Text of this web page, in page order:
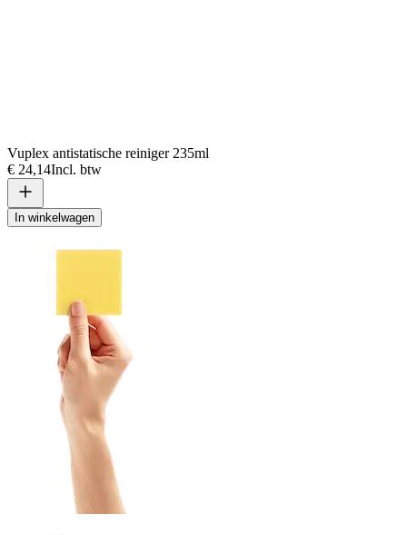
Vuplex antistatische reiniger 235ml
€ 24,14Incl. btw
In winkelwagen